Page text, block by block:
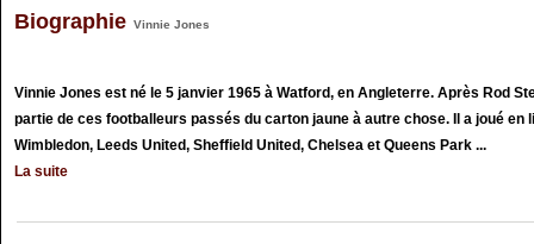
Biographie Vinnie Jones
Vinnie Jones est né le 5 janvier 1965 à Watford, en Angleterre. Après Rod
partie de ces footballeurs passés du carton jaune à autre chose. Il a joué
Wimbledon, Leeds United, Sheffield United, Chelsea et Queens Park ...
La suite